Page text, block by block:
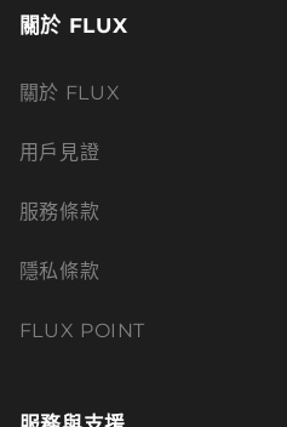
關於 FLUX
關於 FLUX
用戶見證
服務條款
隱私條款
FLUX POINT